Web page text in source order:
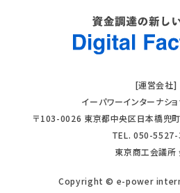
[運営会社]
イーパワーインターナシ
〒103-0026 東京都中央区日本橋兜
TEL. 050-
東京商工会議所
Copyright © e-power